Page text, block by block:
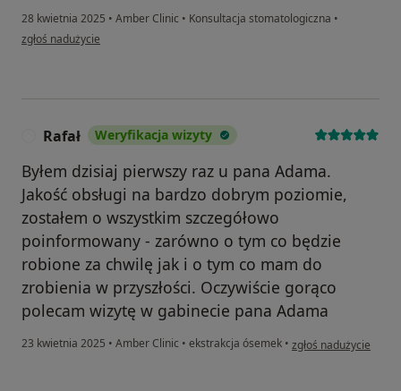
28 kwietnia 2025 • Amber Clinic • Konsultacja stomatologiczna •
w opinii użytkownika Justyna
zgłoś nadużycie
Rafał Weryfikacja wizyty
Byłem dzisiaj pierwszy raz u pana Adama.
Jakość obsługi na bardzo dobrym poziomie,
zostałem o wszystkim szczegółowo
poinformowany - zarówno o tym co będzie
robione za chwilę jak i o tym co mam do
zrobienia w przyszłości. Oczywiście gorąco
polecam wizytę w gabinecie pana Adama
23 kwietnia 2025 • Amber Clinic • ekstrakcja ósemek • w opinii użytkownika
zgłoś nadużycie